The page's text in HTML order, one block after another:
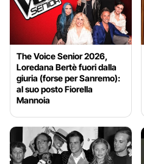
The Voice Senior 2026,
Loredana Bertè fuori dalla
giuria (forse per Sanremo):
al suo posto Fiorella
Mannoia